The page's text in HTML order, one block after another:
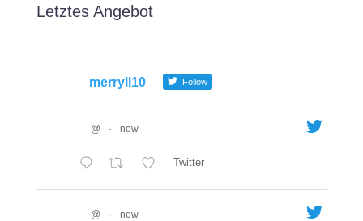
Letztes Angebot
merryll10 Follow
@ · now
Twitter
@ · now